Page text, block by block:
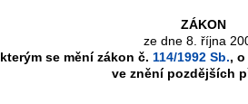
ZÁKON
ze dne 8. října
kterým se mění zákon č. 114/1992 Sb.,
ve znění pozdějších